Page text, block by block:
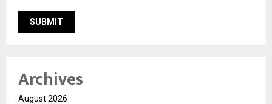
Archives
August 2026